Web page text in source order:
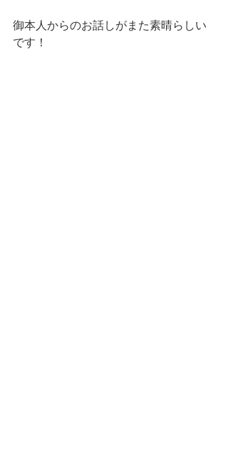
御本人からのお話しがまた素晴らしい
です！